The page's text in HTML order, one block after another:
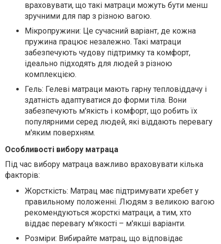
враховувати, що такі матраци можуть бути менш
зручними для пар з різною вагою.
Мікропружини: Це сучасний варіант, де кожна
пружина працює незалежно. Такі матраци
забезпечують чудову підтримку та комфорт,
ідеально підходять для людей з різною
комплекцією.
Гель: Гелеві матраци мають гарну тепловіддачу і
здатність адаптуватися до форми тіла. Вони
забезпечують м'якість і комфорт, що робить їх
популярними серед людей, які віддають перевагу
м'яким поверхням.
Особливості вибору матраца
Під час вибору матраца важливо враховувати кілька
факторів:
Жорсткість: Матрац має підтримувати хребет у
правильному положенні. Людям з великою вагою
рекомендуються жорсткі матраци, а тим, хто
віддає перевагу м'якості – м'якші варіанти.
Розміри: Вибирайте матрац, що відповідає